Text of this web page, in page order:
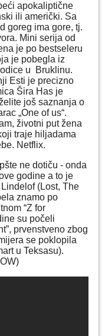
apokaliptične
ili američki. Sa
goreg ima gore, tj.
Mini serija od
je po bestseleru
je pobegla iz
u Bruklinu.
Esti je precizno
Šira Has je
još saznanja o
„One of us“.
životni put žena
traje hiljadama
Netflix.
ne dotiču - onda
godine a to je
(Lost, The
znamo po
“Z for
su počeli
prvenstveno zbog
se poklopila
u Teksasu).